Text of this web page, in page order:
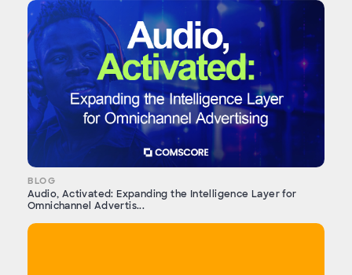
BLOG
Audio, Activated: Expanding the Intelligence Layer for
Omnichannel Advertis...